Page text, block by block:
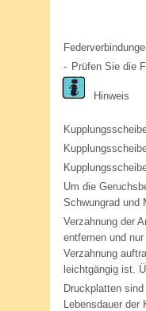
- Prüfen Sie die
Hinweis
Um die
Schwungrad und
Verzahnung der
entfernen und
Verzahnung
leichtgängig ist.
Druckplatten
Lebensdauer der